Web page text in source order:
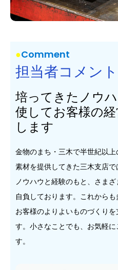
Comment
担当者コメント
培ってきたノウ
使してお客様の
します
金物のまち・三木で半世紀以
素材を提供してきた三木支店
ノウハウと経験のもと、さま
自負しております。これからも
お客様のよりよいものづくり
す。小さなことでも、お気軽
す。